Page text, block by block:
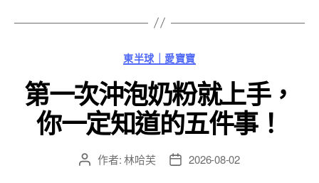
分
類
東半球｜愛寶寶
第一次沖泡奶粉就上手，
你一定知道的五件事！
文 作者:林哈芙
文 2026-08-02